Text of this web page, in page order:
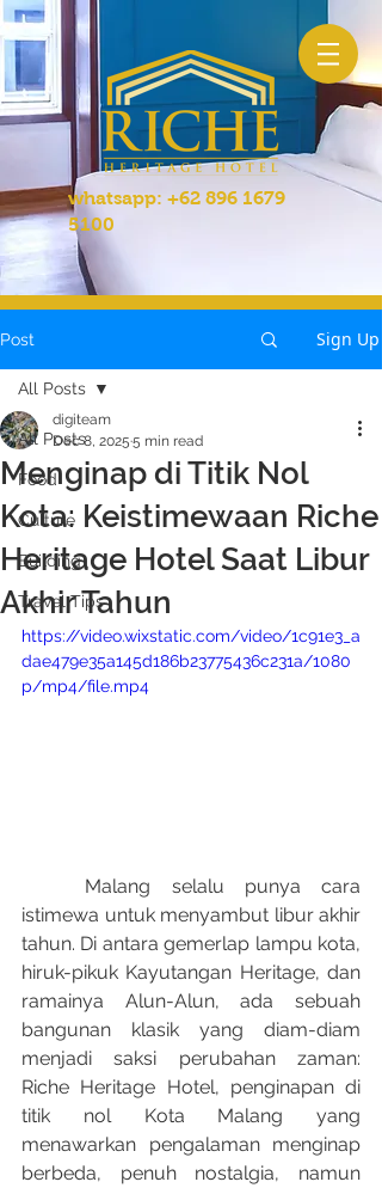
whatsapp: +62 896 1679
5100
Post Sign Up
All Posts
Food
Culture
Building
Travel Tips
All Posts
Menginap di Titik Nol
Kota: Keistimewaan Riche
Heritage Hotel Saat Libur
Akhir Tahun
digiteam
Dec 8, 2025 5 min read
https://video.wixstatic.com/video/1c91e3_a
dae479e35a145d186b23775436c231a/1080
p/mp4/file.mp4
istimewa untuk menyambut libur akhir
tahun. Di antara gemerlap lampu kota,
hiruk-pikuk Kayutangan Heritage, dan
ramainya Alun-Alun, ada sebuah
bangunan klasik yang diam-diam
menjadi saksi perubahan zaman:
Riche Heritage Hotel, penginapan di
titik nol Kota Malang yang
menawarkan pengalaman menginap
berbeda, penuh nostalgia, namun